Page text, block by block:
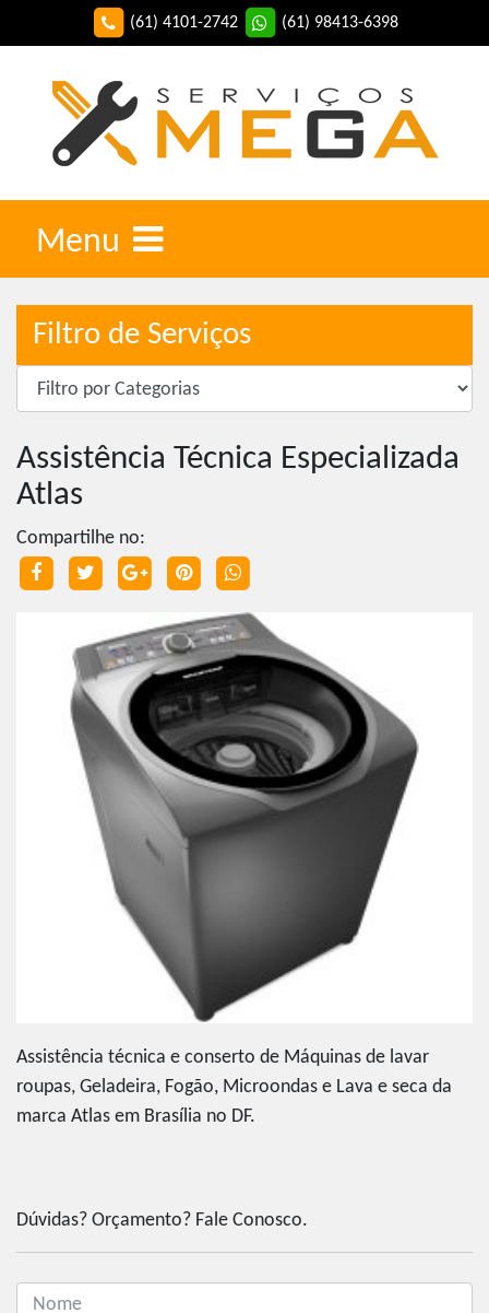
(61) 4101-2742 (61) 98413-6398
Menu
Filtro de Serviços
Assistência Técnica Especializada
Atlas
Compartilhe no:
Assistência técnica e conserto de Máquinas de lavar
roupas, Geladeira, Fogão, Microondas e Lava e seca da
marca Atlas em Brasília no DF.
Dúvidas? Orçamento? Fale Conosco.